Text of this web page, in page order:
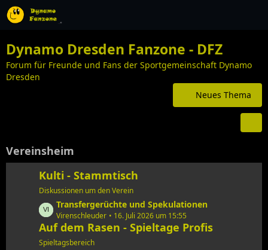
Dynamo Dresden Fanzone - DFZ
Forum für Freunde und Fans der Sportgemeinschaft Dynamo
Dresden
Neues Thema
Vereinsheim
Kulti - Stammtisch
Diskussionen um den Verein
L
e
t
z
Transfergerüchte und Spekulationen
Virenschleuder 16. Juli 2026 um 15:55
Auf dem Rasen - Spieltage Profis
Spieltagsbereich